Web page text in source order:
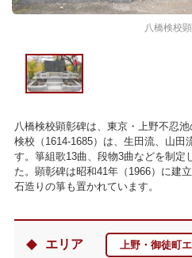
八橋検校
八橋検校顕彰碑は、東京・上野不忍
検校（1614-1685）は、生田流、山田
す。箏組歌13曲、段物3曲などを制定
た。顕彰碑は昭和41年（1966）に建
石造りの箏も置かれています。
エリア 上野・御徒町